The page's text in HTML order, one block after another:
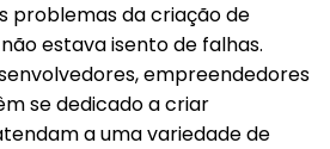
problemas da criação de
estava isento de falhas.
empreendedores
se dedicado a criar
a uma variedade de